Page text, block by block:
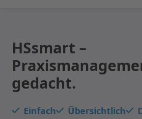
HSsmart –
gedacht.
Einfach Übersichtlich